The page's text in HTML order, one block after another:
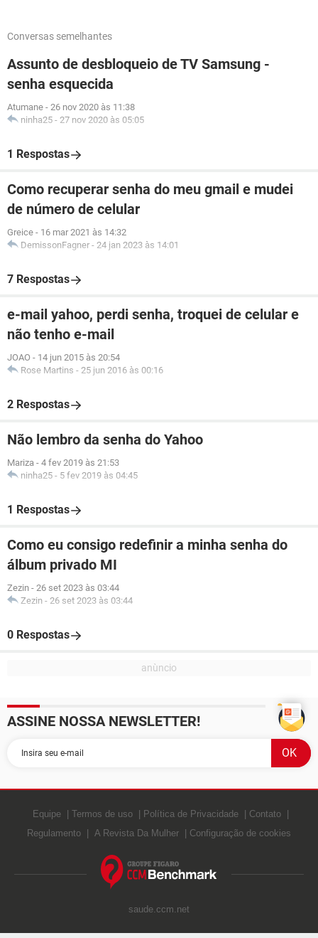
Conversas semelhantes
Assunto de desbloqueio de TV Samsung -
senha esquecida
Atumane - 26 nov 2020 às 11:38
ninha25 - 27 nov 2020 às 05:05
1 Respostas
Como recuperar senha do meu gmail e mudei
de número de celular
Greice - 16 mar 2021 às 14:32
DemissonFagner - 24 jan 2023 às 14:01
7 Respostas
e-mail yahoo, perdi senha, troquei de celular e
não tenho e-mail
JOAO - 14 jun 2015 às 20:54
Rose Martins - 25 jun 2016 às 00:16
2 Respostas
Não lembro da senha do Yahoo
Mariza - 4 fev 2019 às 21:53
ninha25 - 5 fev 2019 às 04:45
1 Respostas
Como eu consigo redefinir a minha senha do
álbum privado MI
Zezin - 26 set 2023 às 03:44
Zezin - 26 set 2023 às 03:44
0 Respostas
ASSINE NOSSA NEWSLETTER!
Equipe Termos de uso Política de Privacidade
Contato
Regulamento
A Revista Da Mulher Configuração de cookies
saude.ccm.net